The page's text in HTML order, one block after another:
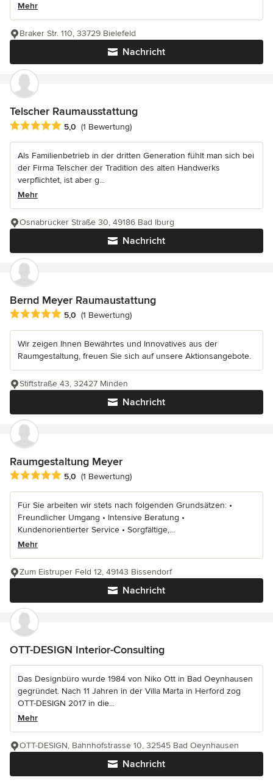
Mehr
Nachricht
Braker Str. 110, 33729 Bielefeld
Telscher Raumausstattung
Durchschnittliche Bewertung: 5 von 5 Sternen
5,0 (1 Bewertung)
Als Familienbetrieb in der dritten Generation fühlt man sich bei
der Firma Telscher der Tradition des alten Handwerks
verpflichtet, ist aber g...
Mehr
Nachricht
Osnabrücker Straße 30, 49186 Bad Iburg
Bernd Meyer Raumaustattung
Durchschnittliche Bewertung: 5 von 5 Sternen
5,0 (1 Bewertung)
Wir zeigen Ihnen Bewährtes und Innovatives aus der
Raumgestaltung, freuen Sie sich auf unsere Aktionsangebote.
Nachricht
Stiftstraße 43, 32427 Minden
Raumgestaltung Meyer
Durchschnittliche Bewertung: 5 von 5 Sternen
5,0 (1 Bewertung)
Für Sie arbeiten wir stets nach folgenden Grundsätzen: •
Freundlicher Umgang • Intensive Beratung •
Kundenorientierter Service • Sorgfältige,...
Mehr
Nachricht
Zum Eistruper Feld 12, 49143 Bissendorf
OTT-DESIGN Interior-Consulting
Das Designbüro wurde 1984 von Niko Ott in Bad Oeynhausen
gegründet. Nach 11 Jahren in der Villa Marta in Herford zog
OTT-DESIGN 2017 in die...
Mehr
Nachricht
OTT-DESIGN, Bahnhofstrasse 10, 32545 Bad Oeynhausen